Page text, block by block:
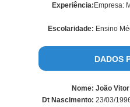
Experiência: Empresa:
Escolaridade: Ensino
DADOS
Nome: João
Dt Nascimento: 23/03/